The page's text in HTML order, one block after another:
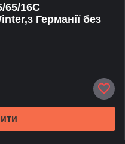
65/16С
Германії без